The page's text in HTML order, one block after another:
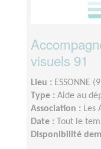
visuels 91
Lieu : ESSONNE
Type : Aide au
Association : Les
Date :
Tout le
Disponibilité